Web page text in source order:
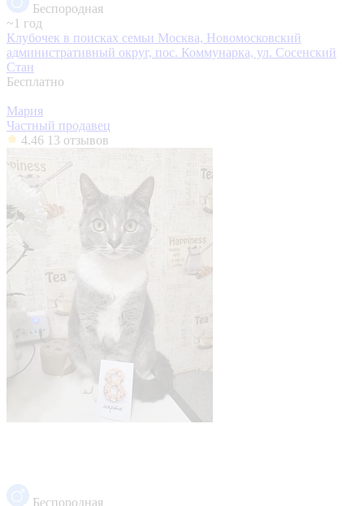
Беспородная
~1 год
Клубочек в поисках семьи Москва, Новомосковский
административный округ, пос. Коммунарка, ул. Сосенский
Стан
Бесплатно
Мария
Частный продавец
4.46 13 отзывов
Беспородная